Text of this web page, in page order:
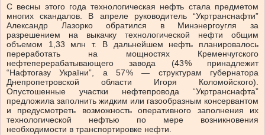
С весны этого года технологическая нефть стала предметом
многих скандалов. В апреле руководитель “Укртранснафти”
Александр Лазорко обратился в Минэнергоугля за
разрешением на выкачку технологической нефти общим
объемом 1,33 млн т. В дальнейшем нефть планировалось
переработать на мощностях Кременчугского
нефтеперерабатывающего завода (43 % принадлежит
“Нафтогазу України”, а 57 % — структурам губернатора
Днепропетровской области Игоря Коломойского).
Опустошенные участки нефтепровода “Укртранснафта”
предложила заполнить жидким или газообразным консервантом
и предусмотреть возможность оперативного заполнения их
технологической нефтью по мере возникновения
необходимости в транспортировке нефти.